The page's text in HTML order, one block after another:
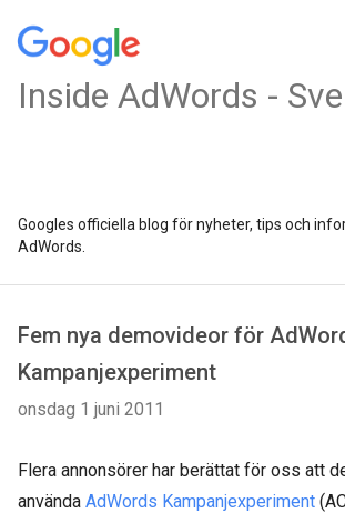
Inside AdWords -
Googles officiella blog för nyheter, tips och
AdWords.
Fem nya demovideor för
Kampanjexperiment
onsdag 1 juni 2011
Flera annonsörer har berättat för oss att
använda AdWords Kampanjexperiment